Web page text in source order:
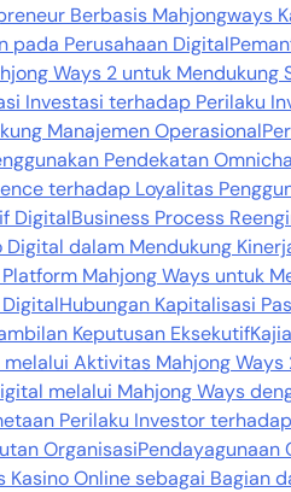
Berbasis Mahjongways
pada Perusahaan Digital
Ways 2 untuk Mendukung
Investasi terhadap Perilaku
Manajemen Operasional
Pendekatan
terhadap Loyalitas
DigitalBusiness Process
dalam Mendukung
Mahjong Ways untuk
Hubungan Kapitalisasi
Keputusan Eksekutif
Aktivitas Mahjong
melalui Mahjong Ways
Perilaku Investor
OrganisasiPendayagunaan
Online sebagai Bagian